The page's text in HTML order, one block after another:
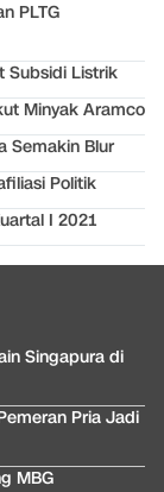
PLTG
Subsidi Listrik
Minyak Aramco
Semakin Blur
Politik
I 2021
Singapura di
Pria Jadi
MBG